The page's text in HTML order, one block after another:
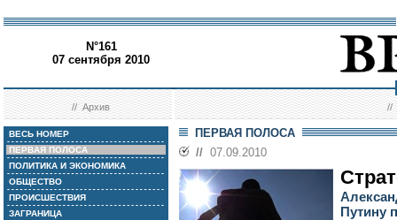
N°161
07 сентября 2010
//Архив //
ВЕСЬ НОМЕР
ПЕРВАЯ ПОЛОСА
ПОЛИТИКА И ЭКОНОМИКА
ОБЩЕСТВО
ПРОИСШЕСТВИЯ
ЗАГРАНИЦА
ПЕРВАЯ ПОЛОСА
// 07.09.2010
Путину